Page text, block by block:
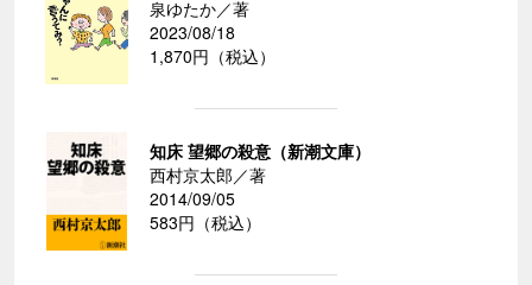
泉ゆたか／著
2023/08/18
1,870円（税込）
知床 望郷の殺意（新潮文庫）
西村京太郎／著
2014/09/05
583円（税込）